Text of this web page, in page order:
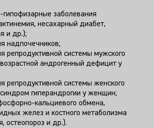
гипофизарные заболевания
несахарный диабет,
и др.);
надпочечников;
репродуктивной системы мужского
андрогенный дефицит у
репродуктивной системы женского
гиперандрогии у женщин;
кальциевого обмена,
желез и костного метаболизма
остеопороз и др.).